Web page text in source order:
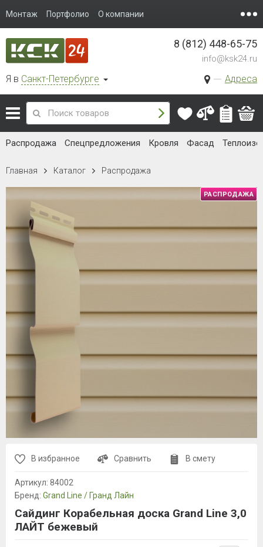
Монтаж Портфолио О компании
Я в Санкт-Петербурге Адреса
8 (812) 448-65-75
info@ksk24.ru
Распродажа Спецпредложения Кровля Фасад
Главная Каталог Распродажа
РАСПРОДАЖА
В избранное Сравнить В смету
Артикул: 84002
Бренд: Grand Line / Гранд Лайн
Сайдинг Корабельная доска Grand Line 3,0
ЛАЙТ бежевый